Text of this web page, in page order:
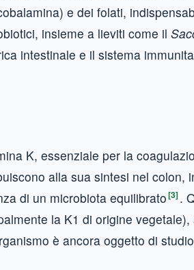
e dei folati,
insieme a lieviti come il
intestinale e il sistema
K, essenziale per la
alla sua sintesi nel colon,
di un microbiota equilibrato[3].
la K1 di origine
è ancora oggetto di